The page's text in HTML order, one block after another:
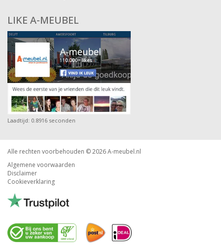
LIKE A-MEUBEL
Laadtijd: 0.8916 seconden
Alle rechten voorbehouden © 2026A-meubel.nl
Algemene voorwaarden
Disclaimer
Cookieverklaring